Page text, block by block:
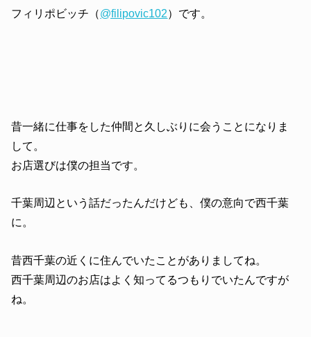
フィリポビッチ（@filipovic102）です。
昔一緒に仕事をした仲間と久しぶりに会うことになりま
して。
お店選びは僕の担当です。
千葉周辺という話だったんだけども、僕の意向で西千葉
に。
昔西千葉の近くに住んでいたことがありましてね。
西千葉周辺のお店はよく知ってるつもりでいたんですが
ね。